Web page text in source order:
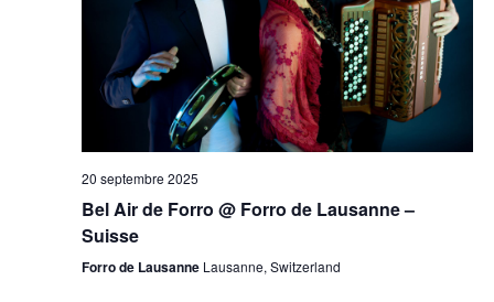
20 septembre 2025
Bel Air de Forro @ Forro de Lausanne –
Suisse
Forro de Lausanne Lausanne, Switzerland